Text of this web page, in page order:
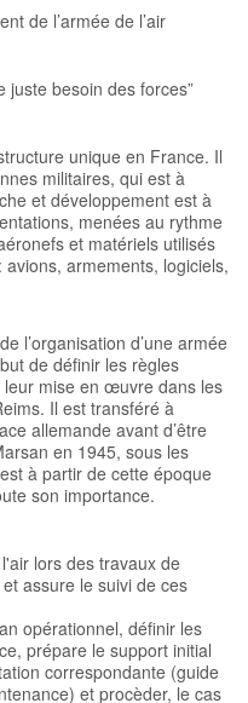
de l’armée de l’air
juste besoin des forces”
unique en France. Il
militaires, qui est à
et développement est à
menées au rythme
et matériels utilisés
armements, logiciels,
l’organisation d’une armée
de définir les règles
leur mise en œuvre dans les
Il est transféré à
allemande avant d’être
en 1945, sous les
à partir de cette époque
son importance.
lors des travaux de
assure le suivi de ces
opérationnel, définir les
prépare le support initial
correspondante (guide
et procèder, le cas